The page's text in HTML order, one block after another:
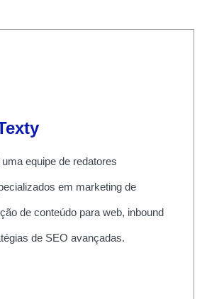
equipe de redatores
em marketing de
de conteúdo para web, inbound
de SEO avançadas.